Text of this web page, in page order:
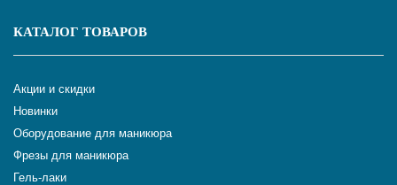
КАТАЛОГ ТОВАРОВ
Акции и скидки
Новинки
Оборудование для маникюра
Фрезы для маникюра
Гель-лаки